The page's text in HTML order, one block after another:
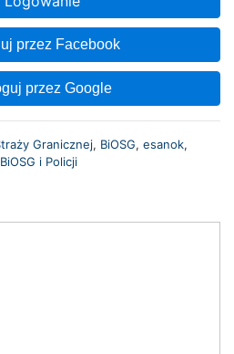
przez Facebook
przez Google
Granicznej, BiOSG, esanok,
i Policji